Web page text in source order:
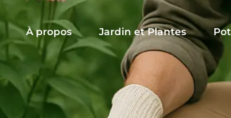
À propos Jardin et Plantes